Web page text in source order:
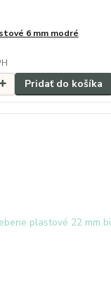
6 mm modré
Pridať do košíka